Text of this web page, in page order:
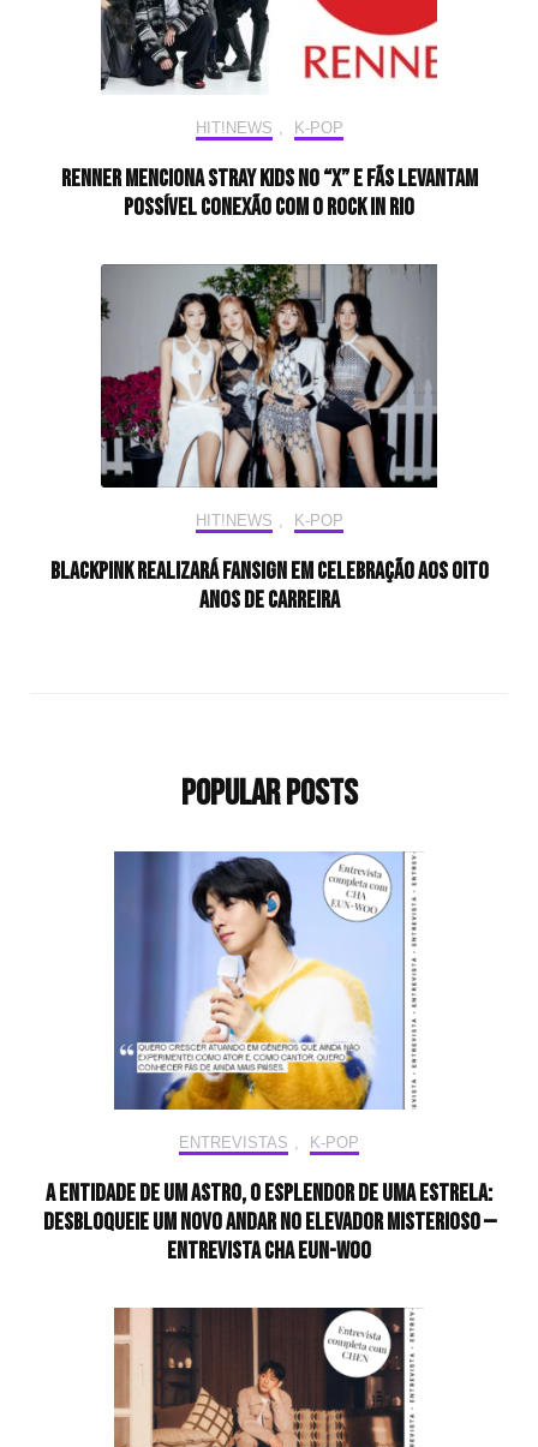
HIT!NEWS K-POP
Renner menciona Stray Kids no “X” e fãs levantam
possível conexão com o Rock in Rio
HIT!NEWS , K-POP
BLACKPINK realizará fansign em celebração aos oito
anos de carreira
Popular Posts
ENTREVISTAS , K-POP
A entidade de um astro, o esplendor de uma estrela:
desbloqueie um novo andar no elevador misterioso —
Entrevista CHA EUN-WOO